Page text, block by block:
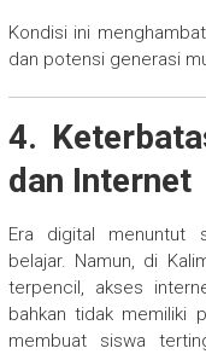
Kondisi ini
dan potensi generasi
4.
dan Internet
Era digital menuntut
belajar. Namun, di
terpencil, akses
bahkan tidak memiliki
membuat siswa